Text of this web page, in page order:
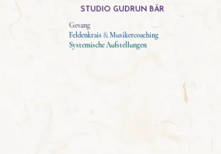
STUDIO GUDRUN BÄR
Gesang
Feldenkrais&Musikercoaching
Systemische Aufstellungen